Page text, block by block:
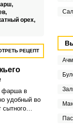
орех,
РЕЦЕПТ
фарша в
удобный во
сытного